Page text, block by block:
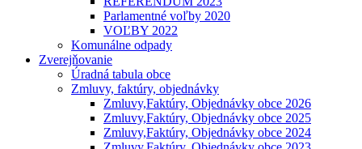
Parlamentné voľby 2020
VOĽBY 2022
Komunálne odpady
Zverejňovanie
Úradná tabula obce
Zmluvy, faktúry, objednávky
Zmluvy,Faktúry, Objednávky obce 2026
Zmluvy,Faktúry, Objednávky obce 2025
Zmluvy,Faktúry, Objednávky obce 2024